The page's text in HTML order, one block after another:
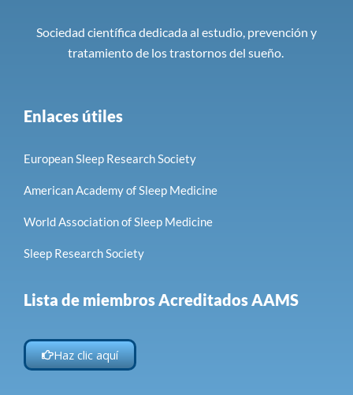
Sociedad científica dedicada al estudio, prevención y
tratamiento de los trastornos del sueño.
Enlaces útiles
European Sleep Research Society
American Academy of Sleep Medicine
World Association of Sleep Medicine
Sleep Research Society
Lista de miembros Acreditados AAMS
Haz clic aquí